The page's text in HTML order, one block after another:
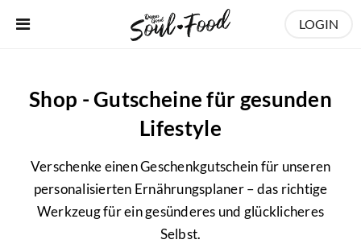
Shop - Gutscheine für gesunden
Lifestyle
Verschenke einen Geschenkgutschein für unseren
personalisierten Ernährungsplaner – das richtige
Werkzeug für ein gesünderes und glücklicheres
Selbst.
LOGIN